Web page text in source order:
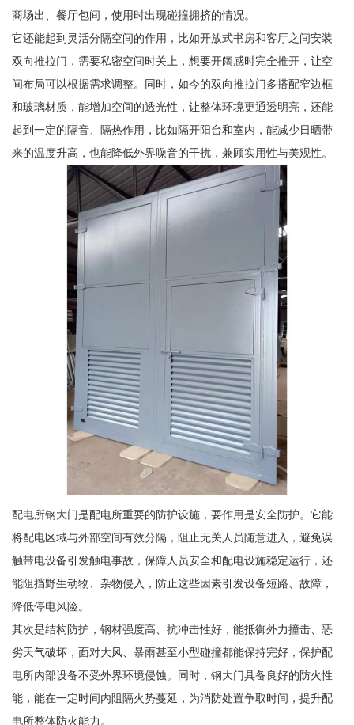
商场出、餐厅包间，使用时出现碰撞拥挤的情况。
它还能起到灵活分隔空间的作用，比如开放式书房和客厅之间安装
双向推拉门，需要私密空间时关上，想要开阔感时完全推开，让空
间布局可以根据需求调整。同时，如今的双向推拉门多搭配窄边框
和玻璃材质，能增加空间的透光性，让整体环境更通透明亮，还能
起到一定的隔音、隔热作用，比如隔开阳台和室内，能减少日晒带
来的温度升高，也能降低外界噪音的干扰，兼顾实用性与美观性。
配电所钢大门是配电所重要的防护设施，要作用是安全防护。它能
将配电区域与外部空间有效分隔，阻止无关人员随意进入，避免误
触带电设备引发触电事故，保障人员安全和配电设施稳定运行，还
能阻挡野生动物、杂物侵入，防止这些因素引发设备短路、故障，
降低停电风险。
其次是结构防护，钢材强度高、抗冲击性好，能抵御外力撞击、恶
劣天气破坏，面对大风、暴雨甚至小型碰撞都能保持完好，保护配
电所内部设备不受外界环境侵蚀。同时，钢大门具备良好的防火性
能，能在一定时间内阻隔火势蔓延，为消防处置争取时间，提升配
电所整体防火能力。